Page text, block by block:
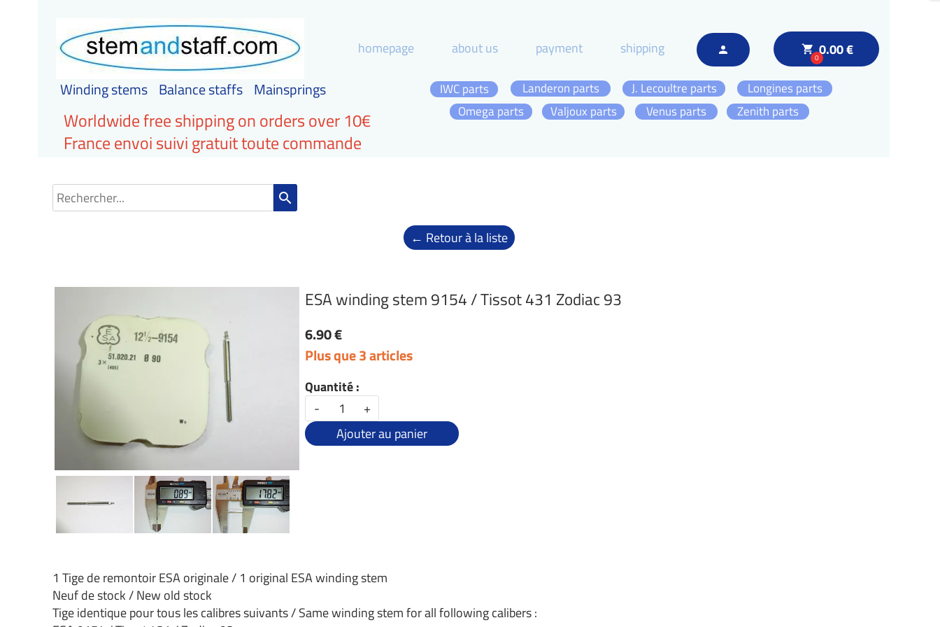
local_grocery_store
00.00 €
person
homepage about us payment shipping
Winding stems Balance staffs Mainsprings
Omega parts Zenith parts
Longines parts
J. Lecoultre parts
IWC parts
Landeron parts
Valjoux parts
Venus parts
Worldwide free shipping on orders over 10€
France envoi suivi gratuit toute commande
search
← Retour à la liste
ESA winding stem 9154 / Tissot 431 Zodiac 93
6.90 €
Plus que 3 articles
Quantité :
-
+
Ajouter au panier
1 Tige de remontoir ESA originale / 1 original ESA winding stem
Neuf de stock / New old stock
Tige identique pour tous les calibres suivants / Same winding stem for all following calibers :